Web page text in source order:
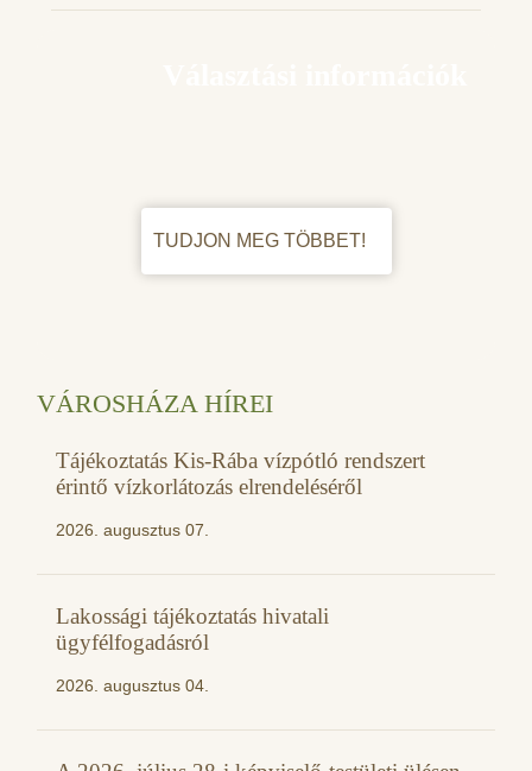
TUDJON MEG TÖBBET!
VÁROSHÁZA HÍREI
Tájékoztatás Kis-Rába vízpótló rendszert
érintő vízkorlátozás elrendeléséről
2026. augusztus 07.
Lakossági tájékoztatás hivatali
ügyfélfogadásról
2026. augusztus 04.